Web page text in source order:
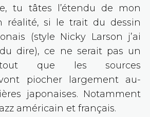
tu tâtes l’étendu de mon
réalité, si le trait du dessin
(style Nicky Larson j’ai
dire), ce ne serait pas un
que les sources
vont piocher largement au-
japonaises. Notamment
américain et français.